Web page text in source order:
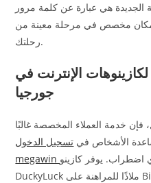
الجديدة هي عبارة عن كلمة مرور
مخصص في مرحلة معينة من
رحلتك.
الإنترنت في
جورجيا
فإن خدمة العملاء المخصصة غالبًا
الأشخاص في تسجيل الدخول
اضطراب. يوفر كازينو
DuckyLuck ملاذًا للمراهنة على Bitcoin بشكل أكثر أمانًا، وذلك بفضل